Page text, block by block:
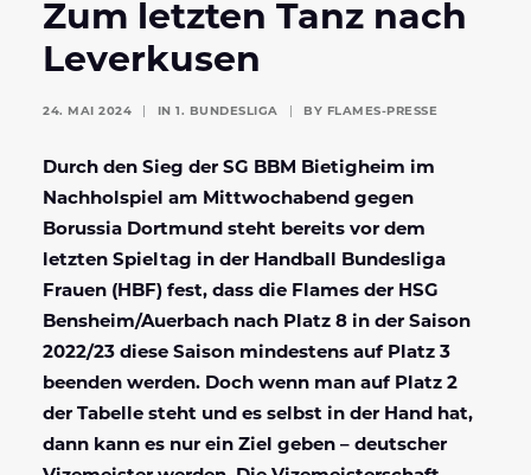
Zum letzten Tanz nach
Leverkusen
24. MAI 2024 IN 1. BUNDESLIGA BY FLAMES-PRESSE
Durch den Sieg der SG BBM Bietigheim im
Nachholspiel am Mittwochabend gegen
Borussia Dortmund steht bereits vor dem
letzten Spieltag in der Handball Bundesliga
Frauen (HBF) fest, dass die Flames der HSG
Bensheim/Auerbach nach Platz 8 in der Saison
2022/23 diese Saison mindestens auf Platz 3
beenden werden. Doch wenn man auf Platz 2
der Tabelle steht und es selbst in der Hand hat,
dann kann es nur ein Ziel geben – deutscher